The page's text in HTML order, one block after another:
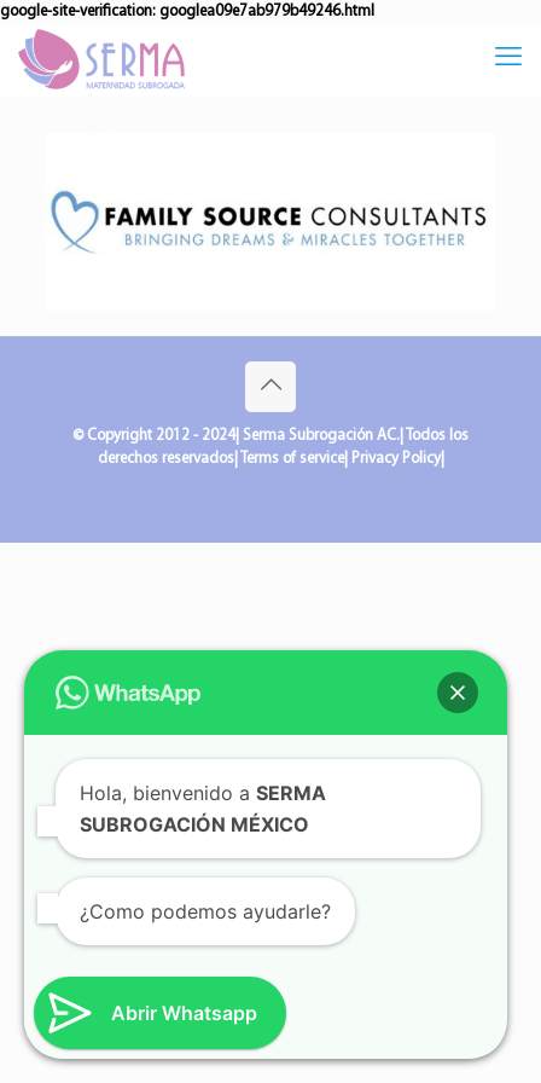
google-site-verification: googlea09e7ab979b49246.html
© Copyright 2012 - 2024| Serma Subrogación AC.| Todos los
derechos reservados| Terms of service| Privacy Policy|
Hola, bienvenido a SERMA
SUBROGACIÓN MÉXICO
¿Como podemos ayudarle?
Abrir Whatsapp